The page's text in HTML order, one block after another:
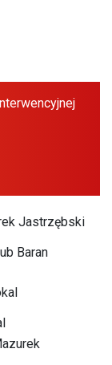
Jastrzębski
Baran